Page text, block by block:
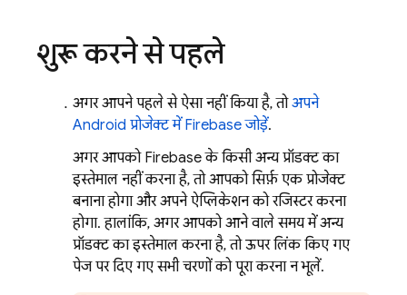
शुरू करने से पहले
अगर आपने पहले से ऐसा नहीं किया है, तोअपने
Android प्रोजेक्ट में Firebase जोड़ें.
अगर आपको Firebase के किसी अन्य प्रॉडक्ट का
इस्तेमाल नहीं करना है, तो आपको सिर्फ़ एक प्रोजेक्ट
बनाना होगा और अपने ऐप्लिकेशन को रजिस्टर करना
होगा. हालांकि, अगर आपको आने वाले समय में अन्य
प्रॉडक्ट का इस्तेमाल करना है, तो ऊपर लिंक किए गए
पेज पर दिए गए सभी चरणों को पूरा करना न भूलें.